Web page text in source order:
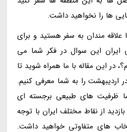
ها را نخواهید داشت.
علاقه مندان به سفر هستید و برای
ایران این سوال در فکر شما می
در این مقاله با ما همراه شوید تا
اردیبهشت را به شما معرفی کنیم.
ظرفیت های طبیعی برجسته ای
از نقاط مختلف ایران با توجه
های متفاوتی خواهید داشت.